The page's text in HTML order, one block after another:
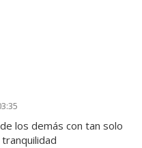
los demás con tan solo